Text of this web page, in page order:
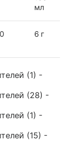
мл
6 г
(1) -
(28) -
(1) -
(15) -